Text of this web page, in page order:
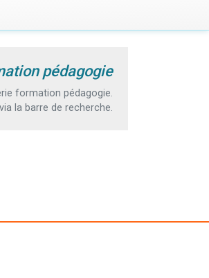
pédagogie
formation pédagogie.
la barre de recherche.